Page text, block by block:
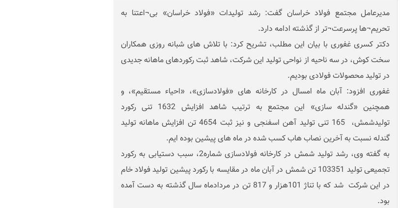
مدیرعامل مجتمع فولاد خراسان گفت: رشد تولیدات «فولاد خراسان» بی¬اعتنا به
تحریم¬ها پرسرعت¬تر از گذشته ادامه دارد.
دکتر کسری غفوری با بیان این مطلب، تشریح کرد: با تلاش های شبانه روزی همکاران
سخت کوش، در سه ناحیه از نواحی تولید این شرکت، شاهد ثبت رکوردهای ماهانه جدیدی
در تولید محصولات فولادی بودیم.
غفوری افزود: آبان ماه امسال در کارخانه های «فولادسازی»، «احیاء مستقیم»، و
همچنین «گندله سازی» این مجتمع به ترتیب شاهد افزایش 1632 تنی رکورد
تولیدشمش، 165 تنی تولید آهن اسفنجی و نیز ثبت 4654 تن افزایش ماهانه تولید
گندله نسبت به آخرین نصاب هاب کسب شده در ماه های پیشین بوده ایم.
به گفته وی، رشد تولید شمش در کارخانه فولادسازی شماره2، سبب دستیابی به رکورد
تجمیعی تولید 103351 تن شمش در آبان ماه در مقایسه با رکورد پیشین تولید فولاد خام
در این شرکت شد که با تناژ 101هزار و 817 تن در مردادماه سال گذشته به دست آمده
بود.